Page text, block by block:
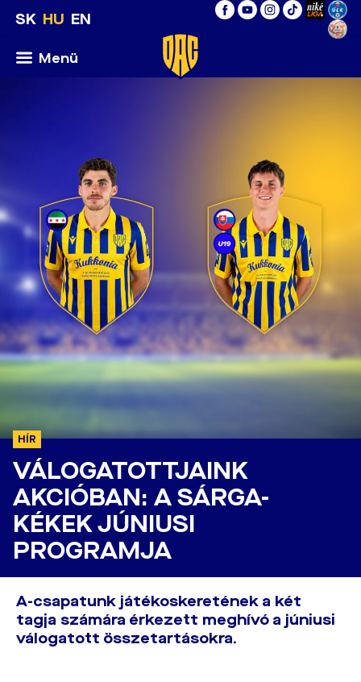
SK HU EN
Menü
HÍR
VÁLOGATOTTJAINK
AKCIÓBAN: A SÁRGA-
KÉKEK JÚNIUSI
PROGRAMJA
A-csapatunk játékoskeretének a két
tagja számára érkezett meghívó a júniusi
válogatott összetartásokra.